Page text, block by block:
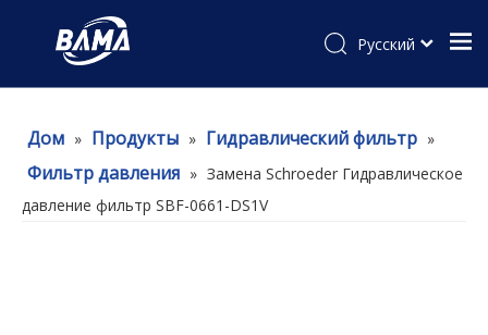
Pусский
Дом » Продукты » Гидравлический фильтр »
Фильтр давления » Замена Schroeder Гидравлическое
давление фильтр SBF-0661-DS1V